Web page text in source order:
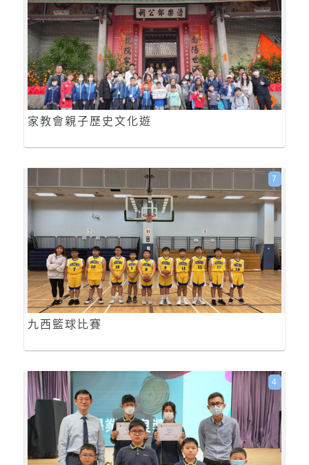
家教會親子歷史文化遊
九西籃球比賽
7
4